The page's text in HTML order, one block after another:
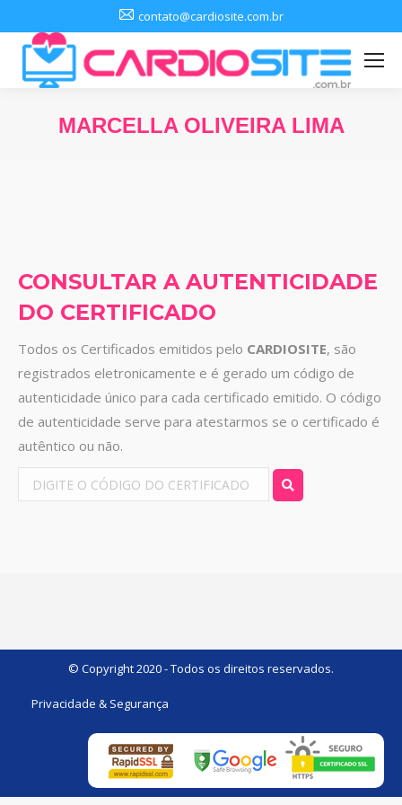
contato@cardiosite.com.br
MARCELLA OLIVEIRA LIMA
CONSULTAR A AUTENTICIDADE
DO CERTIFICADO
Todos os Certificados emitidos pelo CARDIOSITE, são
registrados eletronicamente e é gerado um código de
autenticidade único para cada certificado emitido. O código
de autenticidade serve para atestarmos se o certificado é
autêntico ou não.
© Copyright 2020 - Todos os direitos reservados.
Privacidade & Segurança